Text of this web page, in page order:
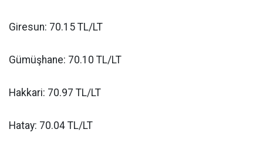
Giresun: 70.15 TL/LT
Gümüşhane: 70.10 TL/LT
Hakkari: 70.97 TL/LT
Hatay: 70.04 TL/LT